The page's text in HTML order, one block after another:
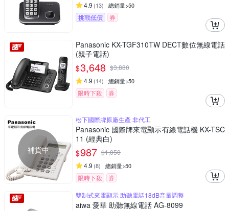
4.9 (13) 總銷量>50
挑戰低價 券
Panasonic KX-TGF310TW DECT數位無線電話
(親子電話)
$3,648 $3,880
4.9 (14) 總銷量>50
限時下殺 券
補貨中
松下國際牌原廠生產 非代工
Panasonic 國際牌來電顯示有線電話機 KX-TSC
11 (經典白)
$987 $1,050
4.9 (8) 總銷量>50
限時下殺
券
雙制式來電顯示 助聽電話18dB音量調整
aiwa 愛華 助聽無線電話 AG-8099